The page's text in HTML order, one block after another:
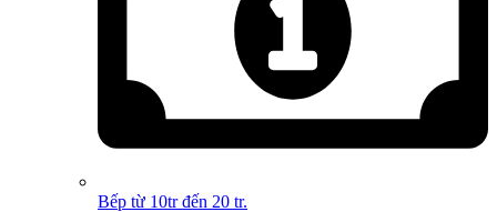
Bếp từ 10tr đến 20 tr.